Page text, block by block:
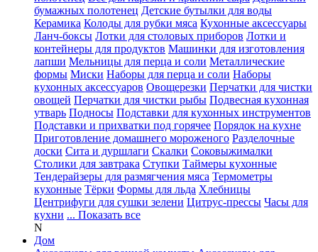
бумажных полотенец Детские бутылки для воды
Керамика Колоды для рубки мяса Кухонные аксессуары
Ланч-боксы Лотки для столовых приборов Лотки и
контейнеры для продуктов Машинки для изготовления
лапши Мельницы для перца и соли Металлические
формы Миски Наборы для перца и соли Наборы
кухонных аксессуаров Овощерезки Перчатки для чистки
овощей Перчатки для чистки рыбы Подвесная кухонная
утварь Подносы Подставки для кухонных инструментов
Подставки и прихватки под горячее Порядок на кухне
Приготовление домашнего мороженого Разделочные
доски Сита и дуршлаги Скалки Соковыжималки
Столики для завтрака Ступки Таймеры кухонные
Тендерайзеры для размягчения мяса Термометры
кухонные Тёрки Формы для льда Хлебницы
Центрифуги для сушки зелени Цитрус-прессы Часы для
кухни ... Показать все
N
Дом